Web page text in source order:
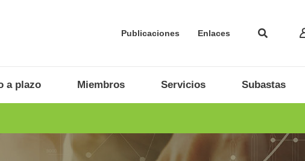
Publicaciones Enlaces
a plazo Miembros Servicios Subastas